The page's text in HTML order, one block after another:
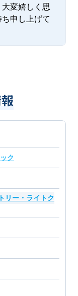
変嬉しく思
申し上げて
ク
リー・ライトク